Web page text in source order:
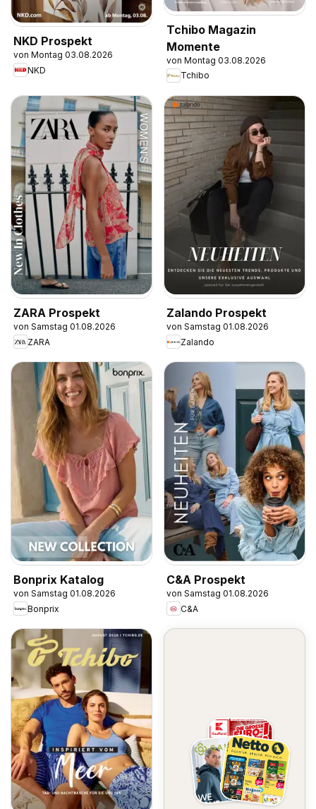
NKD Prospekt
von Montag 03.08.2026
NKD
Tchibo Magazin
Momente
von Montag 03.08.2026
Tchibo
ZARA Prospekt
von Samstag 01.08.2026
ZARA
Zalando Prospekt
von Samstag 01.08.2026
Zalando
Bonprix Katalog
von Samstag 01.08.2026
Bonprix
C&A Prospekt
von Samstag 01.08.2026
C&A